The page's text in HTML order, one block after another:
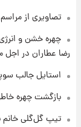
تصاویری از
چهره خشن و
رضا عطاران در اجل
استایل جالب
بازگشت چهره
تیپ گل‌گلی خانم